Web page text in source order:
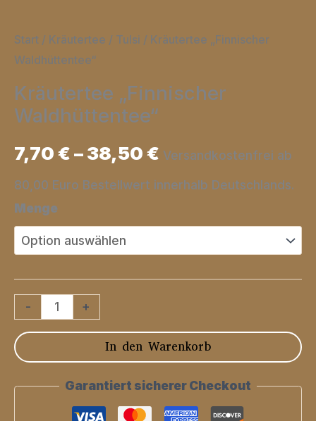
Start / Kräutertee / Tulsi / Kräutertee „Finnischer
Waldhüttentee“
Kräutertee „Finnischer
Waldhüttentee“
7,70€–38,50€ Versandkostenfrei ab
80,00 Euro Bestellwert innerhalb Deutschlands.
Menge
-
Kräutertee
Waldhüttentee"
+
In den Warenkorb
Garantiert sicherer Checkout